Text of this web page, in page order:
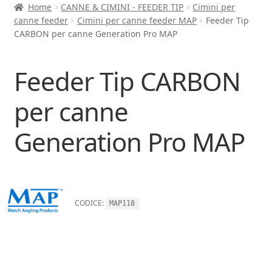
Home CANNE & CIMINI - FEEDER TIP
Cimini per
canne feeder
Cimini per canne feeder MAP
Feeder Tip
CARBON per canne Generation Pro MAP
Feeder Tip CARBON
per canne
Generation Pro MAP
CODICE: MAP118